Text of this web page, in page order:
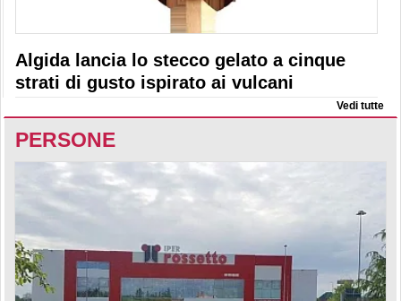
Algida lancia lo stecco gelato a cinque
strati di gusto ispirato ai vulcani
Vedi tutte
PERSONE